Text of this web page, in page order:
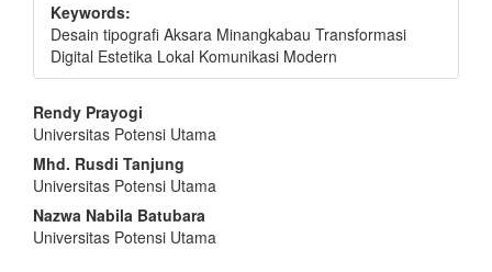
Keywords:
Desain tipografi Aksara Minangkabau Transformasi
Digital Estetika Lokal Komunikasi Modern
Main
Article
Content
Rendy Prayogi
Universitas Potensi Utama
Mhd. Rusdi Tanjung
Universitas Potensi Utama
Nazwa Nabila Batubara
Universitas Potensi Utama